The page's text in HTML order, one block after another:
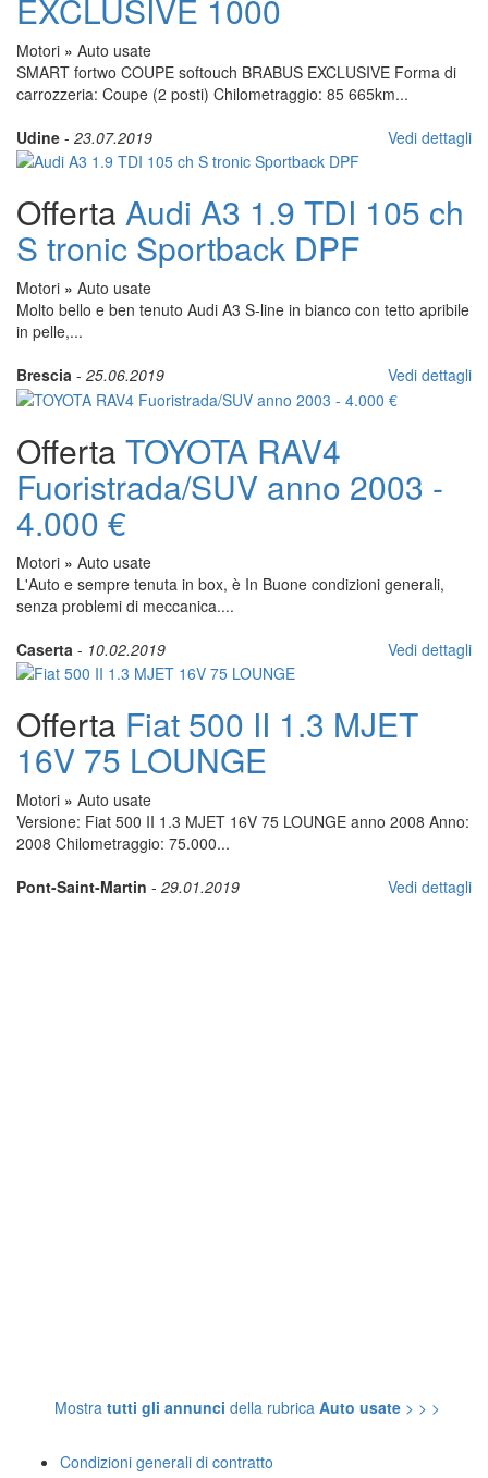
EXCLUSIVE 1000
Motori » Auto usate
SMART fortwo COUPE softouch BRABUS EXCLUSIVE Forma di
carrozzeria: Coupe (2 posti) Chilometraggio: 85 665km...
Udine - 23.07.2019 Vedi dettagli
Offerta Audi A3 1.9 TDI 105 ch
S tronic Sportback DPF
Motori » Auto usate
Molto bello e ben tenuto Audi A3 S-line in bianco con tetto apribile
in pelle,...
Brescia - 25.06.2019 Vedi dettagli
Offerta TOYOTA RAV4
Fuoristrada/SUV anno 2003 -
4.000 €
Motori » Auto usate
L'Auto e sempre tenuta in box, è In Buone condizioni generali,
senza problemi di meccanica....
Caserta - 10.02.2019 Vedi dettagli
Offerta Fiat 500 II 1.3 MJET
16V 75 LOUNGE
Motori » Auto usate
Versione: Fiat 500 II 1.3 MJET 16V 75 LOUNGE anno 2008 Anno:
2008 Chilometraggio: 75.000...
Pont-Saint-Martin - 29.01.2019 Vedi dettagli
Mostra tutti gli annunci della rubrica Auto usate > > >
Condizioni generali di contratto